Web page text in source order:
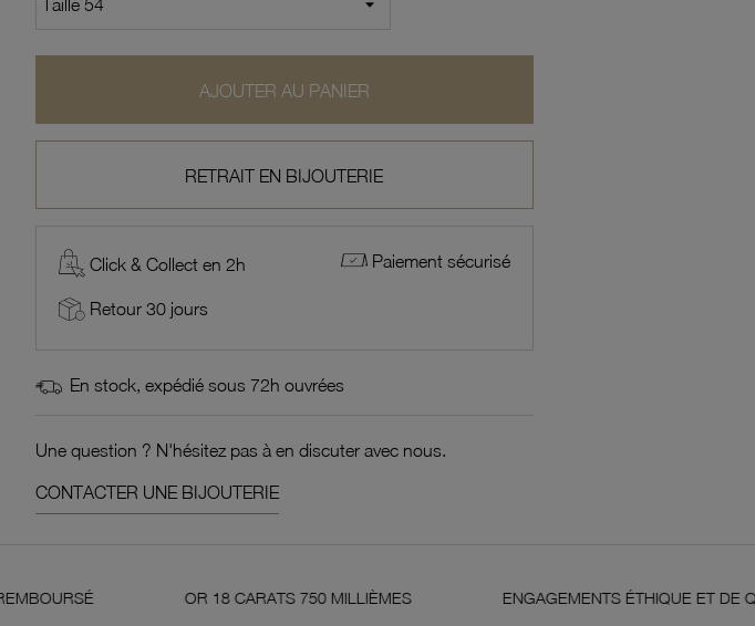
AJOUTER AU PANIER
RETRAIT EN BIJOUTERIE
Click & Collect en 2h Paiement sécurisé
Retour 30 jours
En stock, expédié sous 72h ouvrées
Une question ? N'hésitez pas à en discuter avec nous.
CONTACTER UNE BIJOUTERIE
OR 18 CARATS 750 MILLIÈMES ENGAGEMENTS ÉTHIQUE ET DE QUALITÉ